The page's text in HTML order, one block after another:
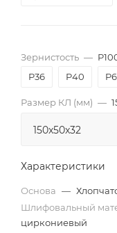
Зернистость —
P36
P40
Размер КЛ (мм) —
Характеристики
Основа —
Шлифовальный
циркониевый